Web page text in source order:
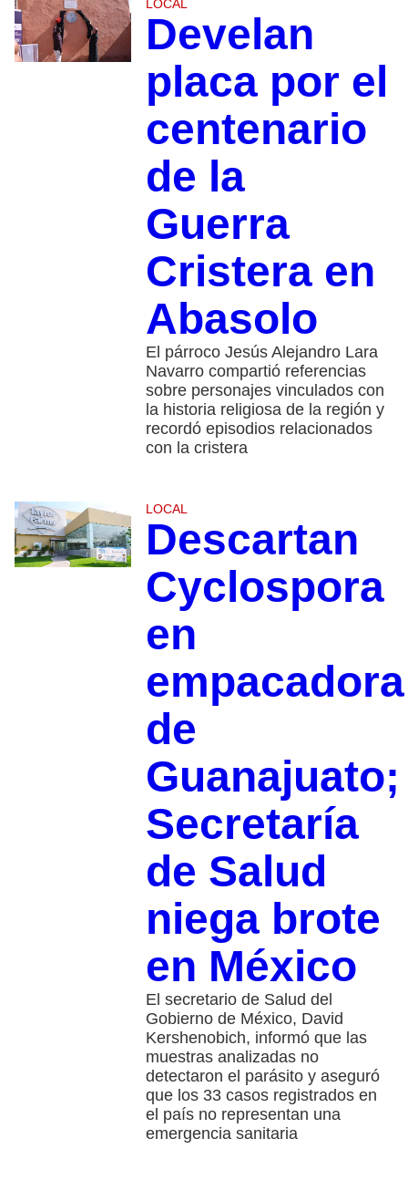
LOCAL
Develan
placa por el
centenario
de la
Guerra
Cristera en
Abasolo
El párroco Jesús Alejandro Lara
Navarro compartió referencias
sobre personajes vinculados con
la historia religiosa de la región y
recordó episodios relacionados
con la cristera
LOCAL
Descartan
Cyclospora
en
empacadora
de
Guanajuato;
Secretaría
de Salud
niega brote
en México
El secretario de Salud del
Gobierno de México, David
Kershenobich, informó que las
muestras analizadas no
detectaron el parásito y aseguró
que los 33 casos registrados en
el país no representan una
emergencia sanitaria